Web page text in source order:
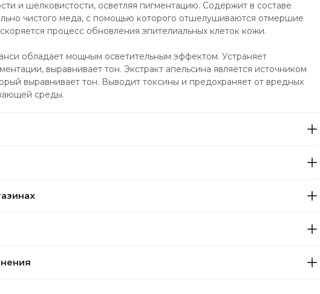
и шелковистости, осветляя пигментацию. Содержит в составе
чистого меда, с помощью которого отшелушиваются отмершие
процесс обновления эпителиальных клеток кожи.
обладает мощным осветительным эффектом. Устраняет
выравнивает тон. Экстракт апельсина является источником
выравнивает тон. Выводит токсины и предохраняет от вредных
среды.